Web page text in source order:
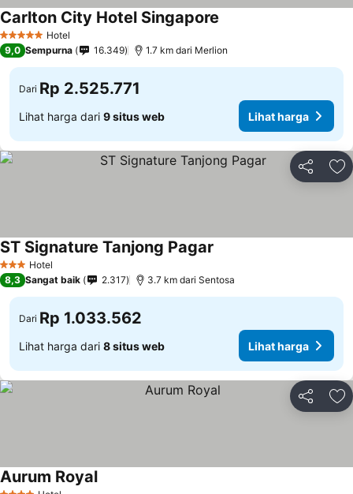
5 Bintang Hotel
Carlton City Hotel Singapore
9,0 Sempurna 16.349 1.7 km dari Merlion
Dari Rp 2.525.771
Lihat harga dari 9 situs web Lihat harga
Bagikan
3 BintangHotel
ST Signature Tanjong Pagar
8,3 Sangat baik 2.317 3.7 km dari Sentosa
Dari Rp 1.033.562
Lihat harga dari 8 situs web Lihat harga
Bagikan
Aurum Royal